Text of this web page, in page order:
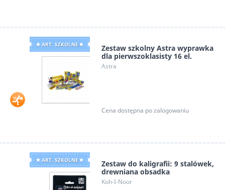
ART. SZKOLNE
Zestaw szkolny Astra wyprawka
dla pierwszoklasisty 16 el.
Astra
Cena dostępna po zalogowaniu
ART. SZKOLNE
Zestaw do kaligrafii: 9 stalówek,
drewniana obsadka
Koh-I-Noor